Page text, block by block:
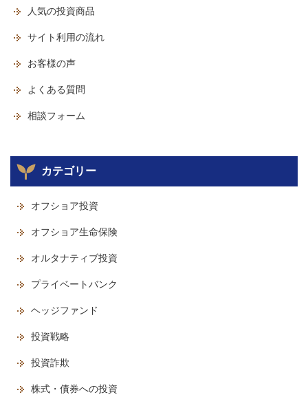
人気の投資商品
サイト利用の流れ
お客様の声
よくある質問
相談フォーム
カテゴリー
オフショア投資
オフショア生命保険
オルタナティブ投資
プライベートバンク
ヘッジファンド
投資戦略
投資詐欺
株式・債券への投資